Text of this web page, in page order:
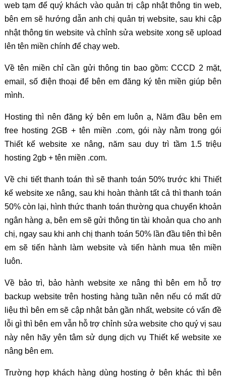
web tạm để quý khách vào quản trị cập nhật thông tin web,
bên em sẽ hướng dẫn anh chị quản trị website, sau khi cập
nhật thông tin website và chỉnh sửa website xong sẽ upload
lên tên miền chính để chạy web.
Về tên miền chỉ cần gửi thông tin bao gồm: CCCD 2 mặt,
email, số điện thoại để bên em đăng ký tên miền giúp bên
mình.
Hosting thì nên đăng ký bên em luôn ạ, Năm đầu bên em
free hosting 2GB + tên miền .com, gói này nằm trong gói
Thiết kế website xe nâng, năm sau duy trì tầm 1.5 triệu
hosting 2gb + tên miền .com.
Về chi tiết thanh toán thì sẽ thanh toán 50% trước khi Thiết
kế website xe nâng, sau khi hoàn thành tất cả thì thanh toán
50% còn lại, hình thức thanh toán thường qua chuyển khoản
ngân hàng ạ, bên em sẽ gửi thông tin tài khoản qua cho anh
chị, ngay sau khi anh chị thanh toán 50% lần đầu tiên thì bên
em sẽ tiến hành làm website và tiến hành mua tên miền
luôn.
Về bảo trì, bảo hành website xe nâng thì bên em hỗ trợ
backup website trên hosting hàng tuần nên nếu có mất dữ
liệu thì bên em sẽ cập nhật bản gần nhất, website có vấn đề
lỗi gì thì bên em vẫn hỗ trợ chỉnh sửa website cho quý vị sau
này nên hãy yên tâm sử dụng dịch vụ Thiết kế website xe
nâng bên em.
Trường hợp khách hàng dùng hosting ở bên khác thì bên